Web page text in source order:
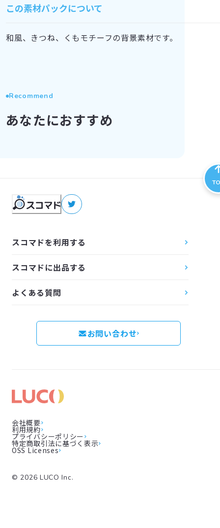
この素材パックについて
和風、きつね、くもモチーフの背景素材です。
Recommend
あなたにおすすめ
スコマドを利用する
スコマドに出品する
よくある質問
お問い合わせ
会社概要
利用規約
プライバシーポリシー
特定商取引法に基づく表示
OSS Licenses
© 2026 LUCO Inc.